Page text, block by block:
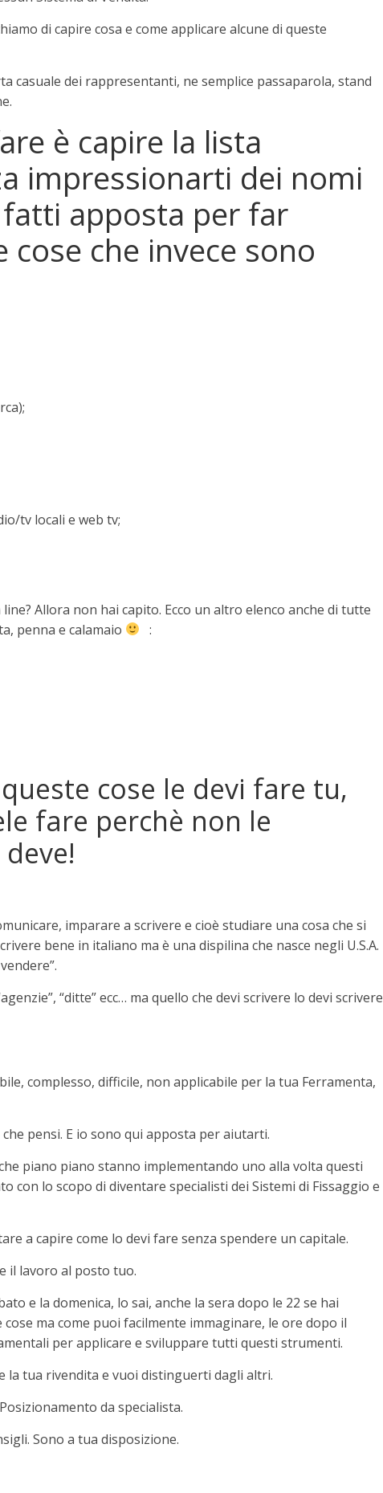
di capire cosa e come applicare alcune di queste
casuale dei rappresentanti, ne semplice passaparola, stand
è capire la lista
impressionarti dei nomi
apposta per far
che invece sono
tv locali e web tv;
Allora non hai capito. Ecco un altro elenco anche di tutte
penna e calamaio
:
cose le devi fare tu,
fare perchè non le
imparare a scrivere e cioè studiare una cosa che si
bene in italiano ma è una dispilina che nasce negli U.S.A.
“ditte” ecc… ma quello che devi scrivere lo devi scrivere
complesso, difficile, non applicabile per la tua Ferramenta,
pensi. E io sono qui apposta per aiutarti.
piano piano stanno implementando uno alla volta questi
con lo scopo di diventare specialisti dei Sistemi di Fissaggio e
a capire come lo devi fare senza spendere un capitale.
il lavoro al posto tuo.
e la domenica, lo sai, anche la sera dopo le 22 se hai
ma come puoi facilmente immaginare, le ore dopo il
per applicare e sviluppare tutti questi strumenti.
la tua rivendita e vuoi distinguerti dagli altri.
da specialista.
Sono a tua disposizione.